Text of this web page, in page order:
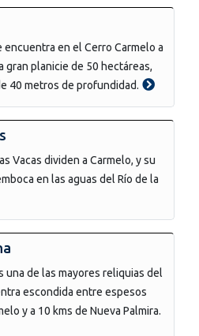
encuentra en el Cerro Carmelo a
gran planicie de 50 hectáreas,
40 metros de profundidad.
Vacas dividen a Carmelo, y su
en las aguas del Río de la
una de las mayores reliquias del
escondida entre espesos
y a 10 kms de Nueva Palmira.